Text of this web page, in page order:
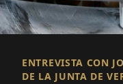
ENTREVISTA CON
DE LA JUNTA DE